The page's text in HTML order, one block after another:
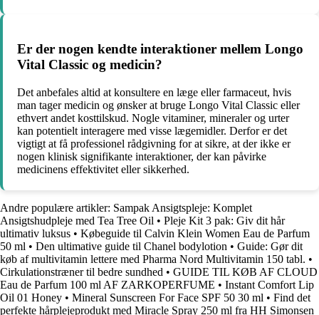
Er der nogen kendte interaktioner mellem Longo
Vital Classic og medicin?
Det anbefales altid at konsultere en læge eller farmaceut, hvis
man tager medicin og ønsker at bruge Longo Vital Classic eller
ethvert andet kosttilskud. Nogle vitaminer, mineraler og urter
kan potentielt interagere med visse lægemidler. Derfor er det
vigtigt at få professionel rådgivning for at sikre, at der ikke er
nogen klinisk signifikante interaktioner, der kan påvirke
medicinens effektivitet eller sikkerhed.
Andre populære artikler: Sampak Ansigtspleje: Komplet
Ansigtshudpleje med Tea Tree Oil • Pleje Kit 3 pak: Giv dit hår
ultimativ luksus • Købeguide til Calvin Klein Women Eau de Parfum
50 ml • Den ultimative guide til Chanel bodylotion • Guide: Gør dit
køb af multivitamin lettere med Pharma Nord Multivitamin 150 tabl. •
Cirkulationstræner til bedre sundhed • GUIDE TIL KØB AF CLOUD
Eau de Parfum 100 ml AF ZARKOPERFUME • Instant Comfort Lip
Oil 01 Honey • Mineral Sunscreen For Face SPF 50 30 ml • Find det
perfekte hårplejeprodukt med Miracle Spray 250 ml fra HH Simonsen